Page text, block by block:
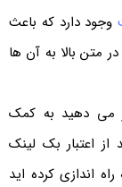
وجود دارد که باعث
که در متن بالا به آن ها
می دهید به کمک
چیزی نزدیک به 99 درصد از اعتبار بک لینک
اندازی کرده اید